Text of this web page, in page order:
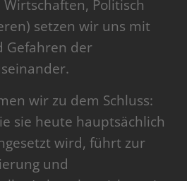
Politisch
setzen wir uns mit
Gefahren der
wir zu dem Schluss:
sie heute hauptsächlich
wird, führt zur
und